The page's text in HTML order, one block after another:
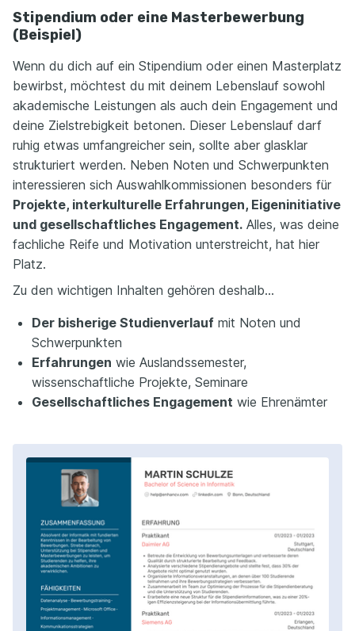
Stipendium oder eine Masterbewerbung
(Beispiel)
Wenn du dich auf ein Stipendium oder einen Masterplatz
bewirbst, möchtest du mit deinem Lebenslauf sowohl
akademische Leistungen als auch dein Engagement und
deine Zielstrebigkeit betonen. Dieser Lebenslauf darf
ruhig etwas umfangreicher sein, sollte aber glasklar
strukturiert werden. Neben Noten und Schwerpunkten
interessieren sich Auswahlkommissionen besonders für
Projekte, interkulturelle Erfahrungen, Eigeninitiative
und gesellschaftliches Engagement. Alles, was deine
fachliche Reife und Motivation unterstreicht, hat hier
Platz.
Zu den wichtigen Inhalten gehören deshalb…
Der bisherige Studienverlauf mit Noten und
Schwerpunkten
Erfahrungen wie Auslandssemester,
wissenschaftliche Projekte, Seminare
Gesellschaftliches Engagement wie Ehrenämter